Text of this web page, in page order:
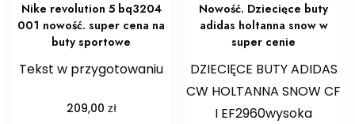
Nike revolution 5 bq3204
001 nowość. super cena na
buty sportowe
Tekst w przygotowaniu
209,00 zł
Nowość. Dziecięce buty
adidas holtanna snow w
super cenie
DZIECIĘCE BUTY ADIDAS
CW HOLTANNA SNOW CF
I EF2960wysoka